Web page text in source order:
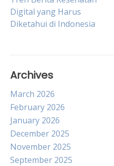
Post
navigation
Digital yang Harus
Diketahui di Indonesia
Archives
March 2026
February 2026
January 2026
December 2025
November 2025
September 2025